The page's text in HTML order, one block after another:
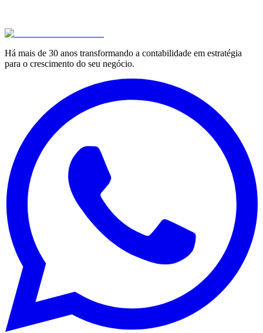
Há mais de 30 anos transformando a contabilidade em estratégia
para o crescimento do seu negócio.